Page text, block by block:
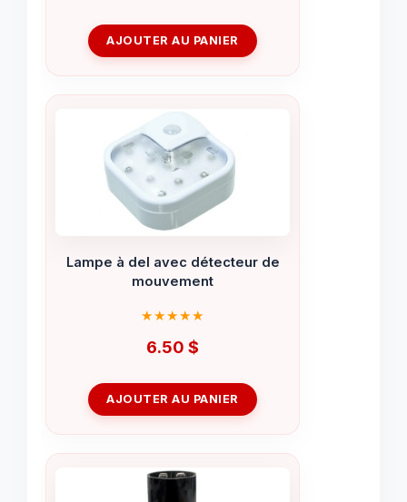
AJOUTER AU PANIER
Lampe à del avec détecteur de
mouvement
6.50 $
AJOUTER AU PANIER